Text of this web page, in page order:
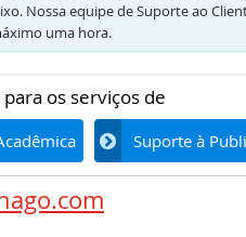
Nossa equipe de Suporte ao
uma hora.
os serviços de
Suporte à